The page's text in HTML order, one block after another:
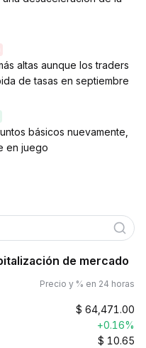
altas aunque los traders
de tasas en septiembre
básicos nuevamente,
en juego
de mercado
Precio y % en 24 horas
$ 64,471.00
+0.16%
$ 10.65